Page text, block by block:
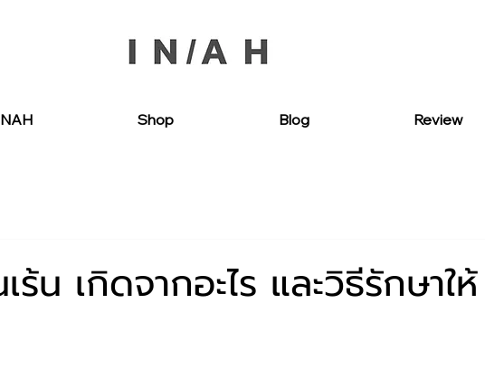
Shop Blog Review
น เกิดจากอะไร และวิธีรักษาให้